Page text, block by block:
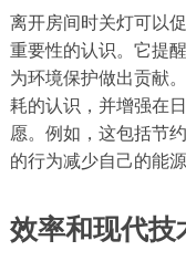
离开房间时关灯可以
重要性的认识。它提
为环境保护做出贡献
耗的认识，并增强在
愿。例如，这包括节
的行为减少自己的能源
效率和现代技